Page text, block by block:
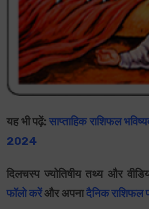
यह भी पढ़ें:साप्ताहिक राशिफल
2024
दिलचस्प ज्योतिषीय तथ्य और
फॉलो करेंऔर अपनादैनिक राशिफल